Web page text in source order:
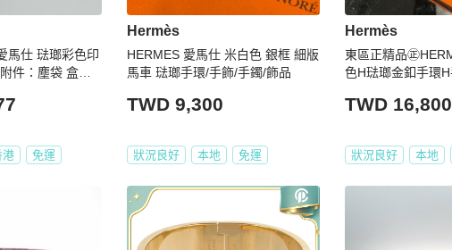
馬仕 琺瑯彩色印
件：塵袋 盒子
港 免運
Hermès
HERMES 愛馬仕 米白色 銀框 細版
馬車 琺瑯手環/手飾/手鐲/飾品
TWD 9,300
狀況良好 本地 免運
Hermès
東區正精品㊣
色H琺瑯金釦手環H
TWD 16,800
狀況良好 本地